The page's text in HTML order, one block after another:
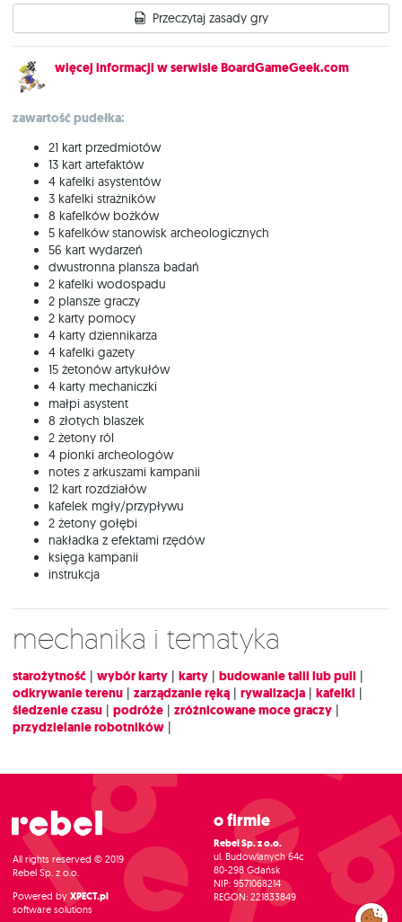
Przeczytaj zasady gry
więcej informacji w serwisie BoardGameGeek.com
zawartość pudełka:
21 kart przedmiotów
13 kart artefaktów
4 kafelki asystentów
3 kafelki strażników
8 kafelków bożków
5 kafelków stanowisk archeologicznych
56 kart wydarzeń
dwustronna plansza badań
2 kafelki wodospadu
2 plansze graczy
2 karty pomocy
4 karty dziennikarza
4 kafelki gazety
15 żetonów artykułów
4 karty mechaniczki
małpi asystent
8 złotych blaszek
2 żetony ról
4 pionki archeologów
notes z arkuszami kampanii
12 kart rozdziałów
kafelek mgły/przypływu
2 żetony gołębi
nakładka z efektami rzędów
księga kampanii
instrukcja
Mechanika i tematyka
starożytność | wybór karty | karty | budowanie talii lub puli |
odkrywanie terenu | zarządzanie ręką | rywalizacja | kafelki |
śledzenie czasu | podróże | zróżnicowane moce graczy |
przydzielanie robotników |
All rights reserved © 2019
Rebel Sp. z o.o.
Powered by XPECT.pl
software solutions
O firmie
Rebel Sp. z o.o.
ul. Budowlanych 64c
80-298 Gdańsk
NIP: 9571068214
REGON: 221833849
Zarządzaj
preferencjami
cookies